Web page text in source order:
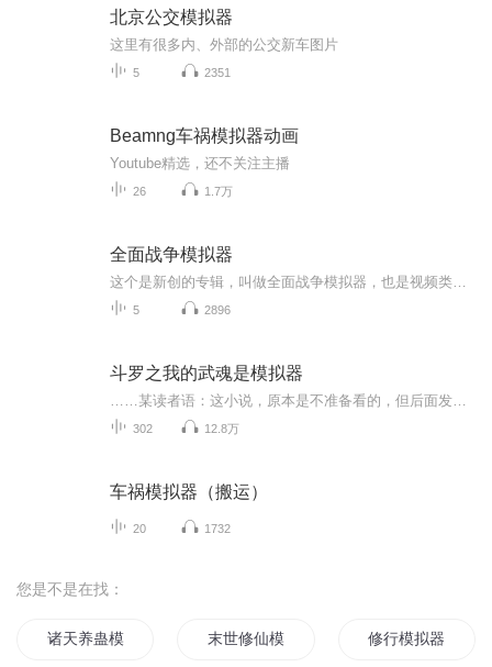
北京公交模拟器
这里有很多内、外部的公交新车图片
5 2351
Beamng车祸模拟器动画
Youtube精选，还不关注主播
26 1.7万
全面战争模拟器
5 2896
斗罗之我的武魂是模拟器
302 12.8万
车祸模拟器（搬运）
20 1732
您是不是在找：
诸天养蛊模拟器 末世修仙模拟器 修行模拟器